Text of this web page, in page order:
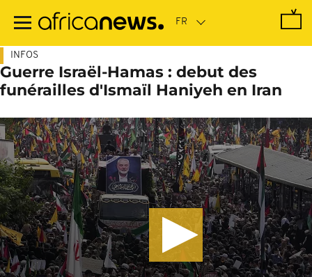
contenu
INFOS
Guerre Israël-Hamas : debut des
funérailles d'Ismaïl Haniyeh en Iran